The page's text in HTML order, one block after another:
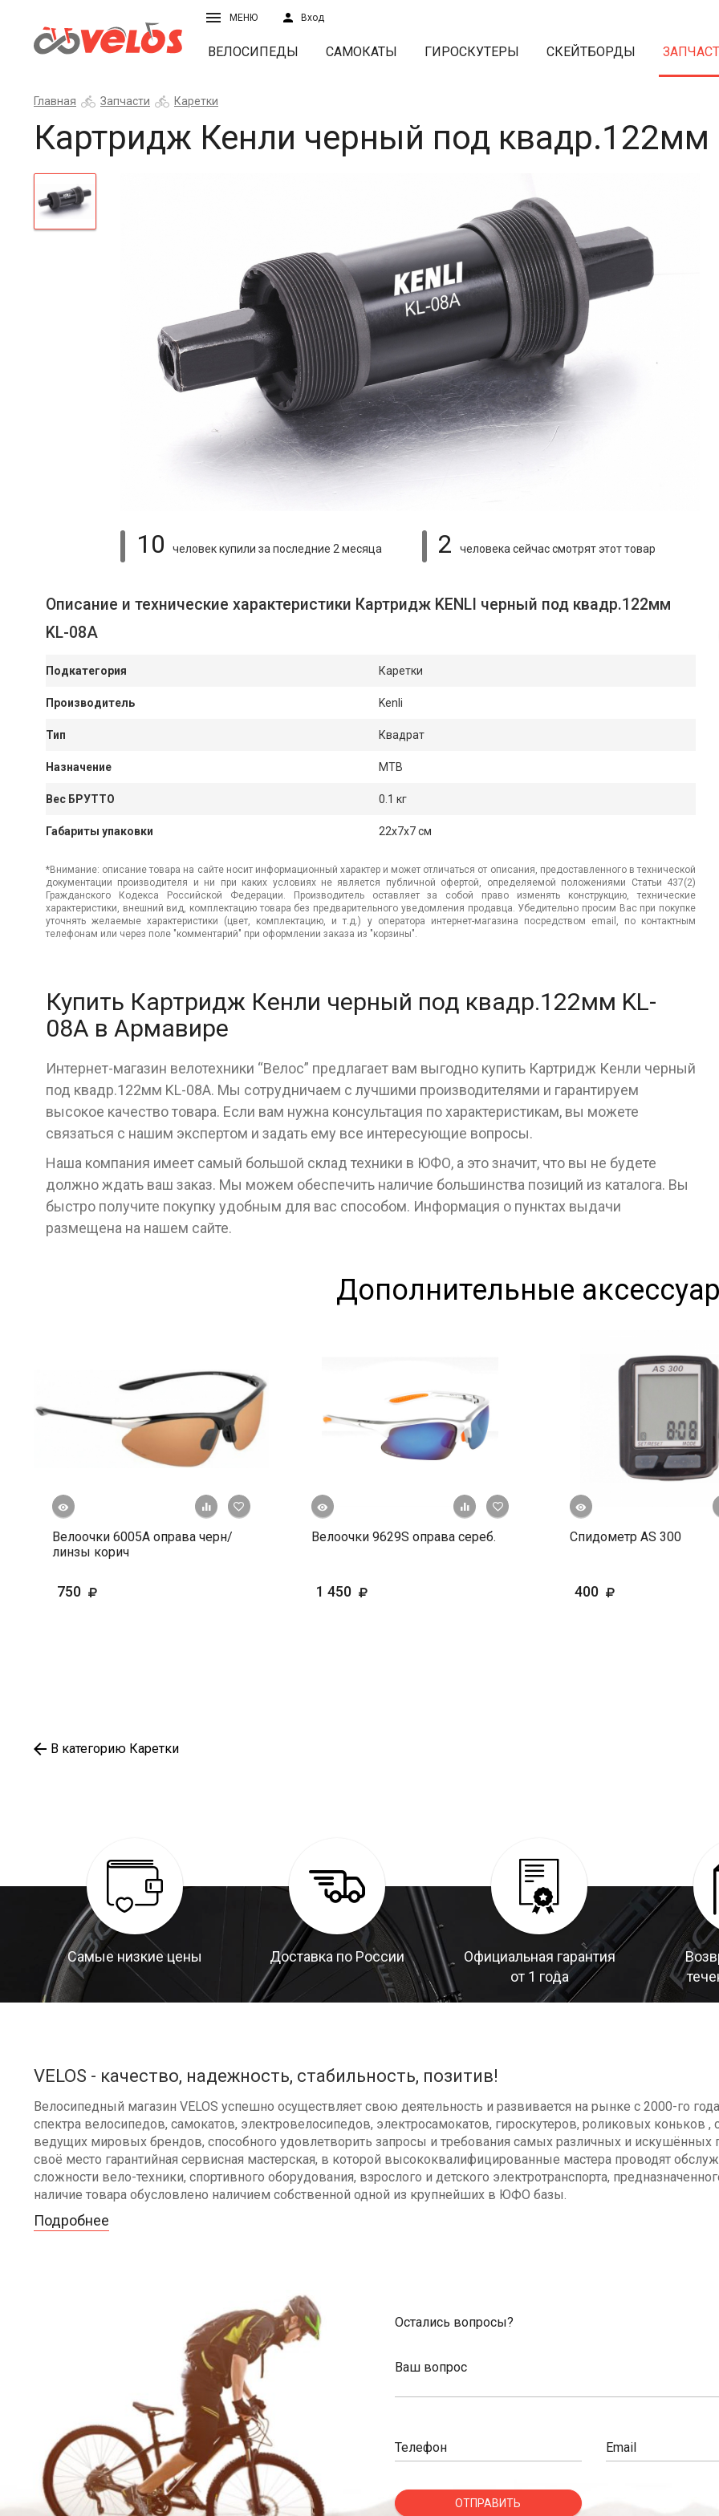
МЕНЮ Вход
ВЕЛОСИПЕДЫ САМОКАТЫ ГИРОСКУТЕРЫ СКЕЙТБОРДЫ
Главная Запчасти Каретки
Картридж Кенли черный под квадр.122мм
10 человек купили за последние 2 месяца 2 человека сейчас смотрятэтот товар
Описание и технические характеристики Картридж KENLI черный под квадр.122мм
KL-08A
Подкатегория Каретки
Производитель Kenli
Тип Квадрат
Назначение MTB
Вес БРУТТО 0.1 кг
Габариты упаковки 22x7x7 см
*Внимание: описание товара на сайте носит информационный характер и может отличаться от описания, предоставленного в технической
документации производителя и ни при каких условиях не является публичной офертой, определяемой положениями Статьи 437(2)
Гражданского Кодекса Российской Федерации. Производитель оставляет за собой право изменять конструкцию, технические
характеристики, внешний вид, комплектацию товара без предварительного уведомления продавца. Убедительно просим Вас при покупке
уточнять желаемые характеристики (цвет, комплектацию, и т.д.) у оператора интернет-магазина посредством email, по контактным
телефонам или через поле "комментарий" при оформлении заказа из "корзины".
Купить Картридж Кенли черный под квадр.122мм KL-
08A в Армавире
Интернет-магазин велотехники “Велос” предлагает вам выгодно купить Картридж Кенли черный
под квадр.122мм KL-08A. Мы сотрудничаем с лучшими производителями и гарантируем
высокое качество товара. Если вам нужна консультация по характеристикам, вы можете
связаться с нашим экспертом и задать ему все интересующие вопросы.
Наша компания имеет самый большой склад техники в ЮФО, а это значит, что вы не будете
должно ждать ваш заказ. Мы можем обеспечить наличие большинства позиций из каталога. Вы
быстро получите покупку удобным для вас способом. Информация о пунктах выдачи
размещена на нашем сайте.
Дополнительные
+ К сравнению
В избранное
Велоочки 6005А оправа черн/
линзы корич
750
+ К сравнению
В избранное
Быстрый просмотр
Велоочки 9629S оправа сереб.
1 450
Быстрый просмотр
Спидометр AS 300
400
В категорию Каретки
Самые низкие цены Доставка по России
Официальная гарантия
от 1 года
VELOS - качество, надежность, стабильность, позитив!
Велосипедный магазин VELOS успешно осуществляет свою деятельность и развивается на рынке с 2000-го
спектра велосипедов, самокатов, электровелосипедов, электросамокатов, гироскутеров, роликовых коньков ,
ведущих мировых брендов, способного удовлетворить запросы и требования самых различных и искушённых
своё место гарантийная сервисная мастерская, в которой высококвалифицированные мастера проводят
сложности вело-техники, спортивного оборудования, взрослого и детского электротранспорта,
наличие товара обусловлено наличием собственной одной из крупнейших в ЮФО базы.
Подробнее
Остались вопросы?
Ваш вопрос
Телефон Email
ОТПРАВИТЬ